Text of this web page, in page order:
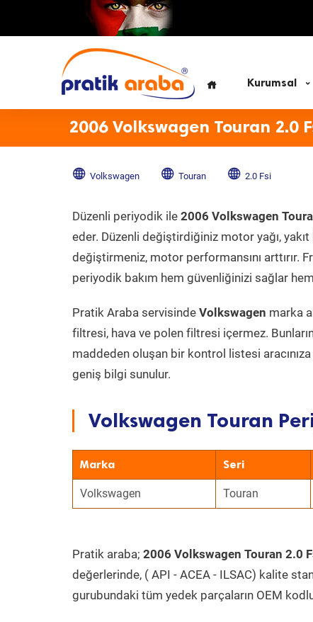
Kurumsal
2006 Volkswagen Touran 2.0
Volkswagen Touran 2.0 Fsi
Düzenli periyodik ile 2006 Volkswagen
eder. Düzenli değiştirdiğiniz motor yağı,
değiştirmeniz, motor performansını arttırır.
periyodik bakım hem güvenliğinizi sağlar
Pratik Araba servisinde Volkswagen marka
filtresi, hava ve polen filtresi içermez.
maddeden oluşan bir kontrol listesi aracınıza
geniş bilgi sunulur.
Volkswagen Touran
Marka Seri
Volkswagen Touran
Pratik araba; 2006 Volkswagen Touran 2.0
değerlerinde, ( API - ACEA - ILSAC) kalite
gurubundaki tüm yedek parçaların OEM